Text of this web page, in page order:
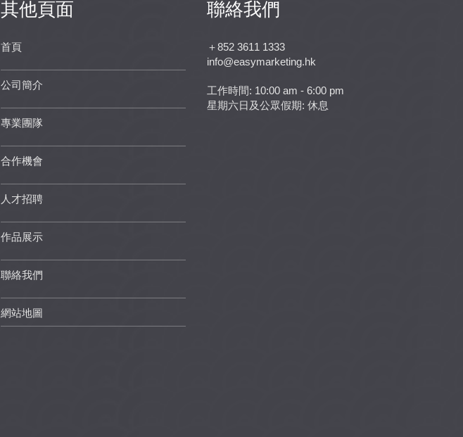
其他頁面
首頁
公司簡介
專業團隊
合作機會
人才招聘
作品展示
聯絡我們
網站地圖
聯絡我們
＋852 3611 1333
info@easymarketing.hk
工作時間: 10:00 am - 6:00 pm
星期六日及公眾假期: 休息